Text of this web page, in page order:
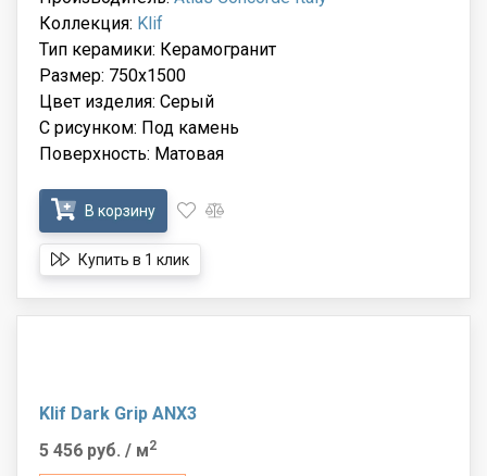
Коллекция: Klif
Тип керамики: Керамогранит
Размер: 750x1500
Цвет изделия: Серый
С рисунком: Под камень
Поверхность: Матовая
В корзину
Купить в 1 клик
Klif Dark Grip ANX3
5 456 руб. / м2